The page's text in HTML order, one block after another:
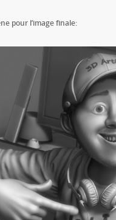
pour l’image finale: